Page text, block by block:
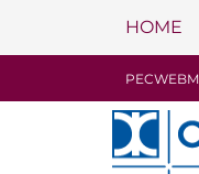
Salta al contenuto
PEC
Navigazione
HOME